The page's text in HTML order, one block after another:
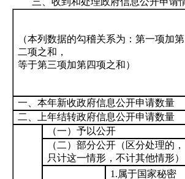
（本列数据的勾稽关系为：第一项加第
二项之和，
等于第三项加第四项之和）
一、 本年新收政府信息公开申请数量
二、上年结转政府信息公开申请数量
（一）予以公开
（二）部分公开（ 区分处理的，
只计这一情形，不计其他情形）
1.属于国家秘密